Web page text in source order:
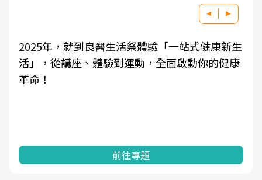
2025年，就到良醫生活祭體驗「一站式健康新生
活」，從講座、體驗到運動，全面啟動你的健康
革命！
前往專題